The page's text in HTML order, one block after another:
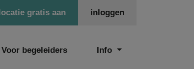
inloggen
gratis aan
Voor begeleiders Info